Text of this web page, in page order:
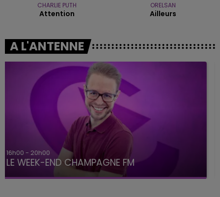
CHARLIE PUTH
Attention
ORELSAN
Ailleurs
A L'ANTENNE
7h00 - 12h00
LE WEEK-END CHAMPAGNE FM